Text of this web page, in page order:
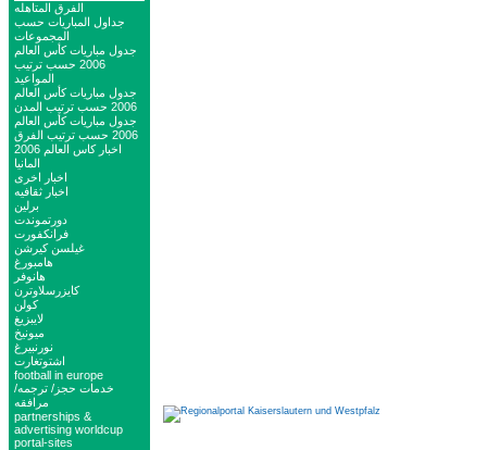
الفرق المتاهله
جداول المباريات حسب
المجموعات
جدول مباريات كأس العالم
2006 حسب ترتيب
المواعيد
جدول مباريات كأس العالم
2006 حسب ترتيب المدن
جدول مباريات كأس العالم
2006 حسب ترتيب الفرق
اخبار كاس العالم 2006
المانيا
اخبار اخرى
اخبار ثقافيه
برلين
دورتموندت
فرانكفورت
غيلسن كيرشن
هامبورغ
هانوفر
كايزرسلاوترن
كولن
لايبزيغ
ميونيخ
نورنبيرغ
اشتوتغارت
football in europe
خدمات حجز/ ترجمه/
مرافقه
partnerships &
advertising worldcup
portal-sites